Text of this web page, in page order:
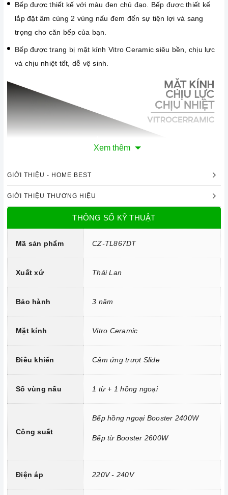
Bếp được thiết kế với màu đen chủ đạo. Bếp được thiết kế
lắp đặt âm cùng 2 vùng nấu đem đến sự tiện lợi và sang
trọng cho căn bếp của bạn.
Bếp được trang bị mặt kính Vitro Ceramic siêu bền, chịu lực
và chịu nhiệt tốt, dễ vệ sinh.
Mặt kính Vitroceramic chịu lực, chịu nhiệt
Công nghệ hiện đại
Sử dụng bản mạch mâm từ sản xuất theo công nghệ Châu
Công nghệ biến tần INVERTER điện năng.
Trang bị 9 dải công suất nấu.
Công nghệ hiện đại
Tính năng vượt trội
Chức năng Khóa trẻ em:Tránh trường hợp trẻ nghịch
ngợm bấm lung tung làm thay đổi chương trình nấu gây nguy
Xem thêm
GIỚI THIỆU - HOME BEST
GIỚI THIỆU THƯƠNG HIỆU
THÔNG SỐ KỸ THUẬT
Mã sản phẩm CZ-TL867DT
Xuất xứ Thái Lan
Bảo hành 3 năm
Mặt kính Vitro Ceramic
Điều khiển Cảm ứng trượt Slide
Số vùng nấu 1 từ + 1 hồng ngoại
Công suất
Bếp hồng ngoại Booster 2400W
Bếp từ Booster 2600W
Điện áp 220V - 240V